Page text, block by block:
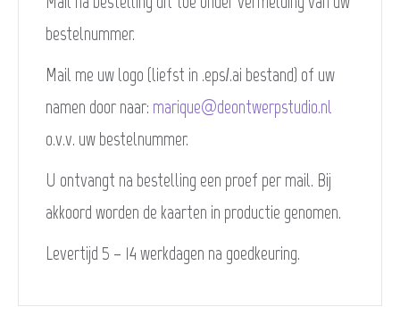
bestelnummer.
Mail me uw logo (liefst in .eps/.ai bestand) of uw
namen door naar: marique@deontwerpstudio.nl
o.v.v. uw bestelnummer.
U ontvangt na bestelling een proef per mail. Bij
akkoord worden de kaarten in productie genomen.
Levertijd 5 – 14 werkdagen na goedkeuring.